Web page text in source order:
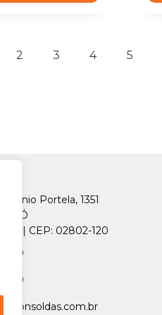
2 3 4 5
Portela, 1351
do Ó
SP | CEP: 02802-120